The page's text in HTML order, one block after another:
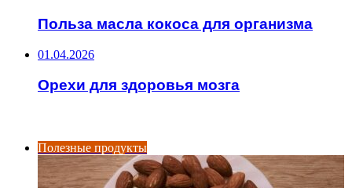
Польза масла кокоса для организма
01.04.2026
Орехи для здоровья мозга
Полезные продукты